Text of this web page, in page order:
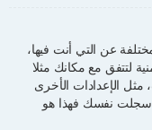
عن التي أنت فيها،
لتتفق مع مكانك مثلا
مثل الإعدادات الأخرى
سجلت نفسك فهذا هو